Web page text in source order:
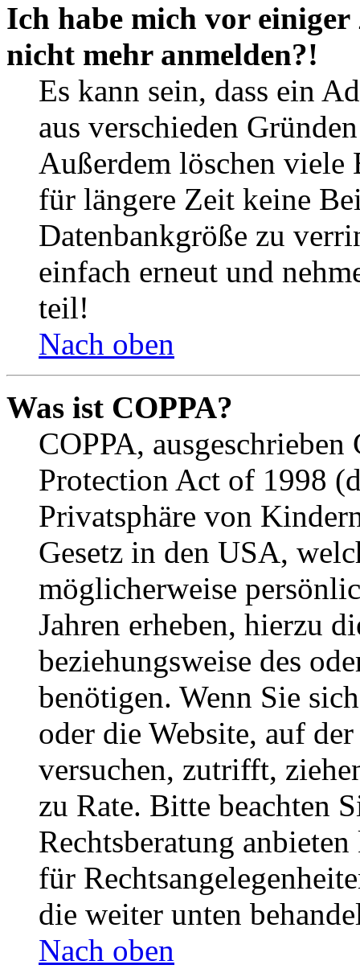
Ich habe mich vor
nicht mehr anmelden?!
Es kann sein, dass ein
aus verschieden
Außerdem löschen viele
für längere Zeit keine
Datenbankgröße zu
einfach erneut und
teil!
Nach oben
Was ist COPPA?
COPPA,
Protection Act of 1998
Privatsphäre von
Gesetz in den USA,
möglicherweise
Jahren erheben, hierzu
beziehungsweise des
benötigen. Wenn Sie
oder die Website, auf
versuchen, zutrifft,
zu Rate. Bitte beachten
Rechtsberatung
für
die weiter unten
Nach oben